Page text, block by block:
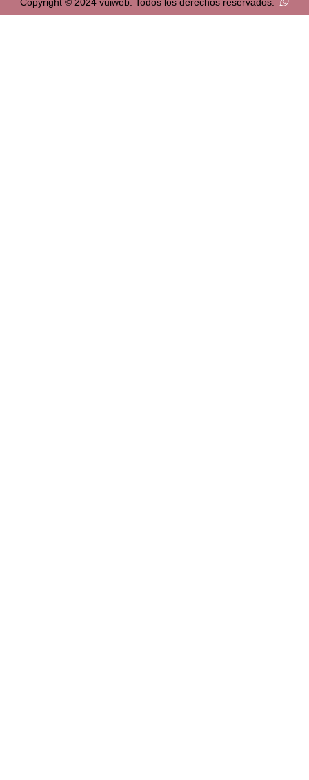
Copyright © 2024 vuiweb. Todos los derechos reservados.